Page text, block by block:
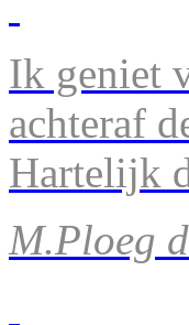
Ik geniet
achteraf
Hartelijk
M.Ploeg